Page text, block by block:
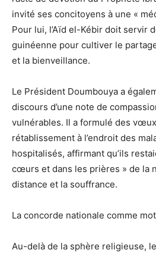
invité ses concitoyens à une «
Pour lui, l’Aïd el-Kébir doit servir
guinéenne pour cultiver le
et la bienveillance.
​Le Président Doumbouya a
discours d’une note de
vulnérables. Il a formulé des
rétablissement à l’endroit des
hospitalisés, affirmant qu’ils
cœurs et dans les prières » de la
distance et la souffrance.
​La concorde nationale comme
​Au-delà de la sphère religieuse,